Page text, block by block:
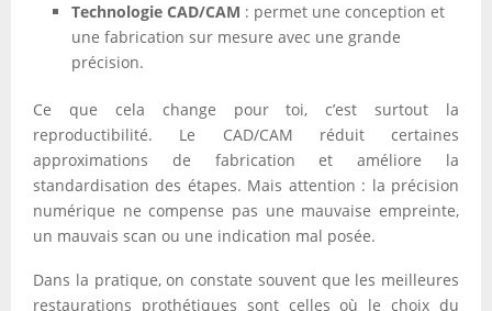
Technologie CAD/CAM : permet une conception et
une fabrication sur mesure avec une grande
précision.
Ce que cela change pour toi, c’est surtout la
reproductibilité. Le CAD/CAM réduit certaines
approximations de fabrication et améliore la
standardisation des étapes. Mais attention : la précision
numérique ne compense pas une mauvaise empreinte,
un mauvais scan ou une indication mal posée.
Dans la pratique, on constate souvent que les meilleures
restaurations prothétiques sont celles où le choix du